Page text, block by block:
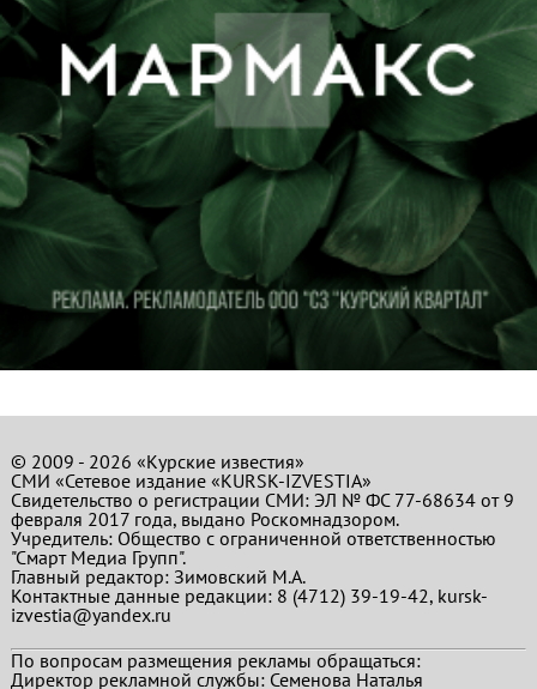
© 2009 - 2026 «Курские известия»
СМИ «Сетевое издание «KURSK-IZVESTIA»
Свидетельство о регистрации СМИ: ЭЛ № ФС 77-68634 от 9
февраля 2017 года, выдано Роскомнадзором.
Учредитель: Общество с ограниченной ответственностью
"Смарт Медиа Групп".
Главный редактор:Зимовский М.А.
Контактные данные редакции: 8 (4712) 39-19-42, kursk-
izvestia@yandex.ru
По вопросам размещения рекламы обращаться:
Директор рекламной службы: Семенова Наталья